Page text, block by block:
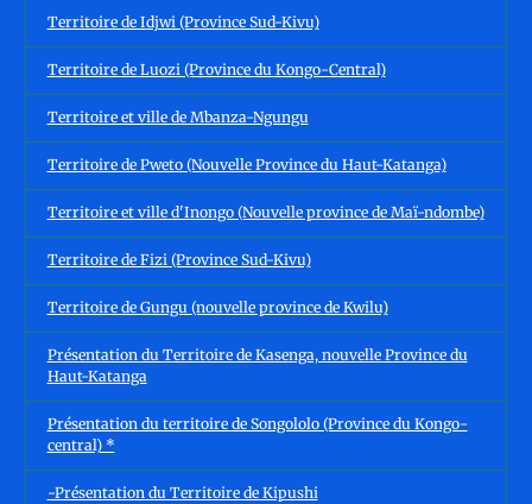
Territoire de Idjwi (Province Sud-Kivu)
Territoire de Luozi (Province du Kongo-Central)
Territoire et ville de Mbanza-Ngungu
Territoire de Pweto (Nouvelle Province du Haut-Katanga)
Territoire et ville d'Inongo (Nouvelle province de Maï-ndombe)
Territoire de Fizi (Province Sud-Kivu)
Territoire de Gungu (nouvelle province de Kwilu)
Présentation du Territoire de Kasenga, nouvelle Province du
Haut-Katanga
Présentation du territoire de Songololo (Province du Kongo-
central) *
-Présentation du Territoire de Kipushi